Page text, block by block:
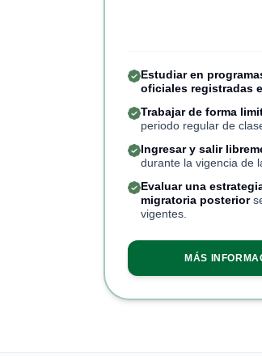
Estudiar en
oficiales registradas
Trabajar de forma
periodo regular de
Ingresar y salir
durante la vigencia de
Evaluar una
migratoria posterior
vigentes.
MÁS